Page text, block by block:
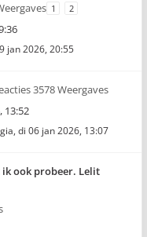
1 2
jan 2026, 20:55
3578 Weergaves
13:52
, di 06 jan 2026, 13:07
ook probeer. Lelit